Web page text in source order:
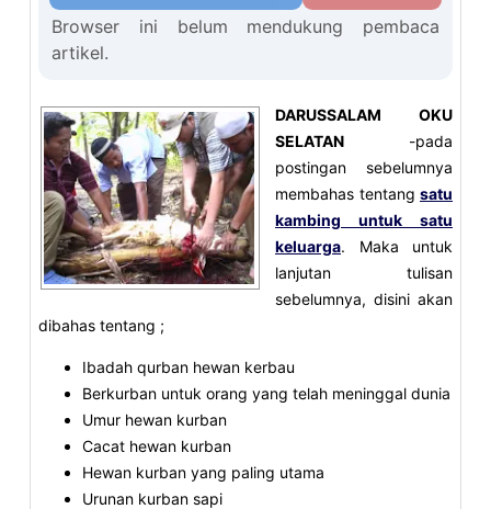
Browser ini belum mendukung pembaca
artikel.
DARUSSALAM OKU
SELATAN -pada
postingan sebelumnya
membahas tentang satu
kambing untuk satu
keluarga. Maka untuk
lanjutan tulisan
sebelumnya, disini akan
dibahas tentang ;
Ibadah qurban hewan kerbau
Berkurban untuk orang yang telah meninggal dunia
Umur hewan kurban
Cacat hewan kurban
Hewan kurban yang paling utama
Urunan kurban sapi